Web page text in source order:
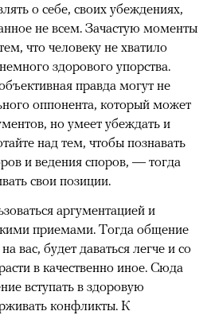
о себе, своих убеждениях,
не всем. Зачастую моменты
что человеку не хватило
здорового упорства.
правда могут не
оппонента, который может
но умеет убеждать и
над тем, чтобы познавать
и ведения споров, — тогда
свои позиции.
аргументацией и
приемами. Тогда общение
вас, будет даваться легче и со
в качественно иное. Сюда
вступать в здоровую
конфликты. К